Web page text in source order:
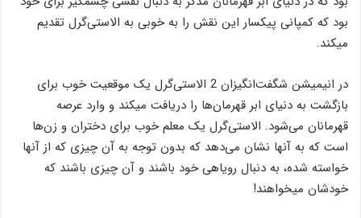
بود که کمپانی پیکسار این نقش را به خوبی به الاستی‌گرل تقدیم
میکند.
در انیمیشن شگفت‌انگیزان 2 الاستی‌گرل یک موقعیت خوب برای
بازگشت به دنیای ابر قهرمان‌ها را دریافت میکند و وارد عرصه
قهرمانان می‌شود. الاستی‌گرل یک معلم خوب برای دختران و زن‌ها
است که به آنها نشان می‌دهد که بدون توجه به آن چیزی که از آنها
خواسته شده، به دنبال رویاهی خود باشند و آن چیزی باشند که
خودشان میخواهند!